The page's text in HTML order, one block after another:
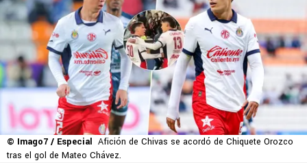
© Imago7 / Especial Afición de Chivas se acordó de Chiquete Orozco
tras el gol de Mateo Chávez.